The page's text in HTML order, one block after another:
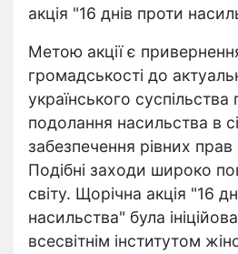
акція "16 днів проти
Метою акції є
громадськості до
українського
подолання насильства в
забезпечення рівних прав
Подібні заходи широко
світу. Щорічна акція "16
насильства" була
всесвітнім інститутом